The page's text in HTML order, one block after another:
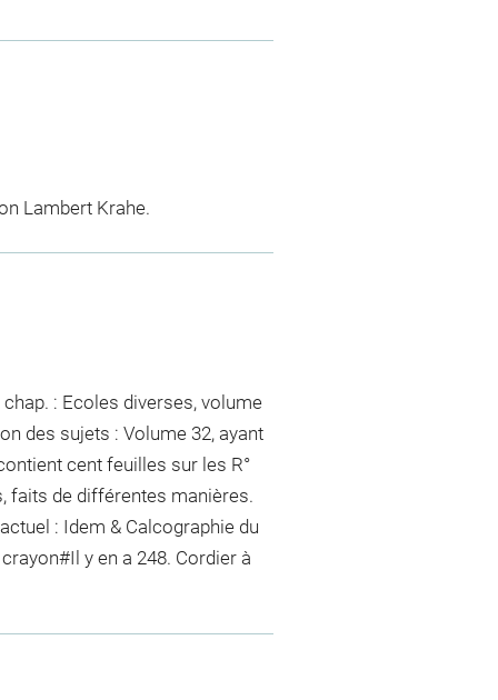
Lambert Krahe.
: Ecoles diverses, volume
des sujets : Volume 32, ayant
cent feuilles sur les R°
faits de différentes manières.
: Idem & Calcographie du
#Il y en a 248. Cordier à